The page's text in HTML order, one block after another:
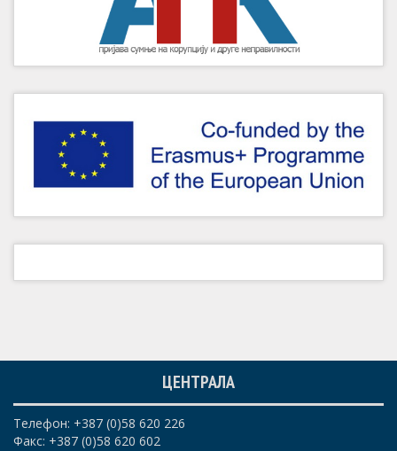
ЦЕНТРАЛА
Телефон: +387 (0)58 620 226
Факс: +387 (0)58 620 602